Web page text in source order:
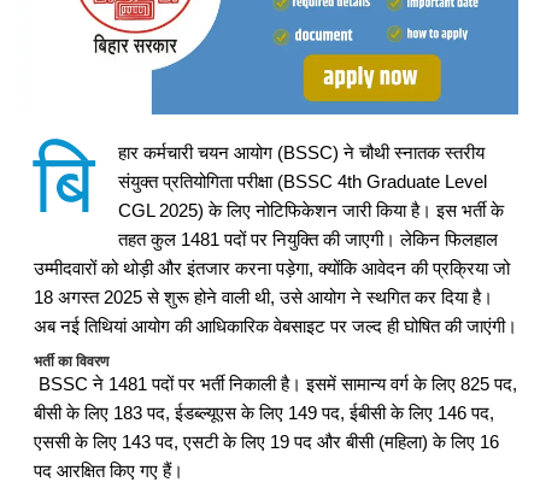
बि
हार कर्मचारी चयन आयोग (BSSC) ने चौथी स्नातक स्तरीय
संयुक्त प्रतियोगिता परीक्षा (BSSC 4th Graduate Level
CGL 2025) के लिए नोटिफिकेशन जारी किया है। इस भर्ती के
तहत कुल 1481 पदों पर नियुक्ति की जाएगी। लेकिन फिलहाल
उम्मीदवारों को थोड़ी और इंतजार करना पड़ेगा, क्योंकि आवेदन की प्रक्रिया जो
18 अगस्त 2025 से शुरू होने वाली थी, उसे आयोग ने स्थगित कर दिया है।
अब नई तिथियां आयोग की आधिकारिक वेबसाइट पर जल्द ही घोषित की जाएंगी।
भर्ती का विवरण
BSSC ने 1481 पदों पर भर्ती निकाली है। इसमें सामान्य वर्ग के लिए 825 पद,
बीसी के लिए 183 पद, ईडब्ल्यूएस के लिए 149 पद, ईबीसी के लिए 146 पद,
एससी के लिए 143 पद, एसटी के लिए 19 पद और बीसी (महिला) के लिए 16
पद आरक्षित किए गए हैं।